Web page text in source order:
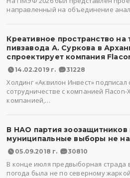
направленный на объединение
Креативное пространство на
пивзавода А. Суркова в
спроектирует компания
14.02.2019 г. 31228
Холдинг «Аквилон Инвест» подписал
сотрудничестве с компанией
компанией,…
В НАО партия зоозащитников
муниципальные выборы не
05.09.2018 г. 30810
В конце июля предвыборная страда
погода была не по северному